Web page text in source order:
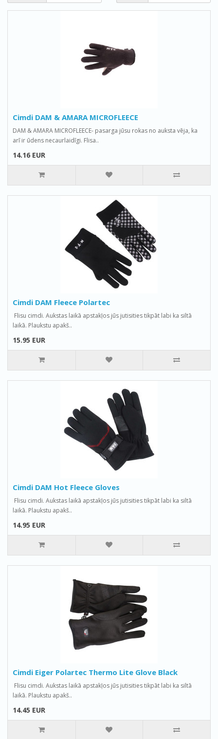
Cimdi DAM & AMARA MICROFLEECE
DAM & AMARA MICROFLEECE- pasarga jūsu rokas no auksta vēja, ka
arī ir ūdens necaurlaidīgi. Flisa..
14.16 EUR
Cimdi DAM Fleece Polartec
Flisu cimdi. Aukstas laikā apstakļos jūs jutisities tikpāt labi ka siltā
laikā. Plaukstu apakš..
15.95 EUR
Cimdi DAM Hot Fleece Gloves
Flisu cimdi. Aukstas laikā apstakļos jūs jutisities tikpāt labi ka siltā
laikā. Plaukstu apakš..
14.95 EUR
Cimdi Eiger Polartec Thermo Lite Glove Black
Flisu cimdi. Aukstas laikā apstakļos jūs jutisities tikpāt labi ka siltā
laikā. Plaukstu apakš..
14.45 EUR